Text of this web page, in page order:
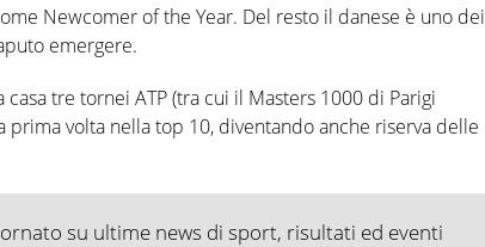
Newcomer of the Year. Del resto il danese è uno dei
emergere.
tre tornei ATP (tra cui il Masters 1000 di Parigi
prima volta nella top 10, diventando anche riserva delle
su ultime news di sport, risultati ed eventi